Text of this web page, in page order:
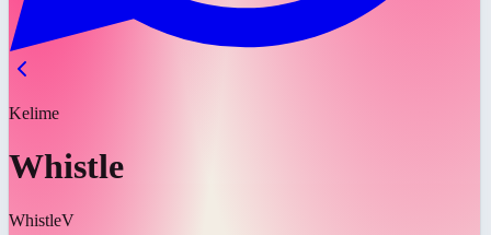
Kelime
Whistle
WhistleV